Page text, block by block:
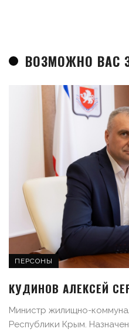
ВОЗМОЖНО ВАС
ПЕРСОНЫ
КУДИНОВ АЛЕКСЕЙ
Министр жилищно-
Республики Крым.